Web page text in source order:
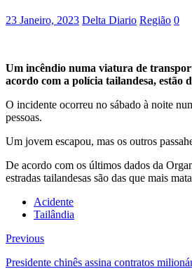
23 Janeiro, 2023 Delta Diario Região 0
Um incêndio numa viatura de
acordo com a polícia tailandesa, estão
O incidente ocorreu no sábado à noite
pessoas.
Um jovem escapou, mas os outros
De acordo com os últimos dados da
estradas tailandesas são das que mais
Acidente
Tailândia
Previous
Presidente chinês assina contratos